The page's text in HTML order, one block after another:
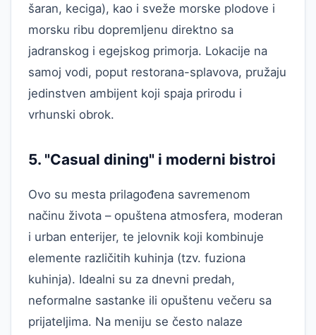
šaran, keciga), kao i sveže morske plodove i
morsku ribu dopremljenu direktno sa
jadranskog i egejskog primorja. Lokacije na
samoj vodi, poput restorana-splavova, pružaju
jedinstven ambijent koji spaja prirodu i
vrhunski obrok.
5. "Casual dining" i moderni bistroi
Ovo su mesta prilagođena savremenom
načinu života – opuštena atmosfera, moderan
i urban enterijer, te jelovnik koji kombinuje
elemente različitih kuhinja (tzv. fuziona
kuhinja). Idealni su za dnevni predah,
neformalne sastanke ili opuštenu večeru sa
prijateljima. Na meniju se često nalaze